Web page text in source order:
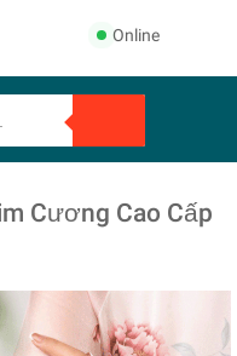
Online
Cương Cao Cấp